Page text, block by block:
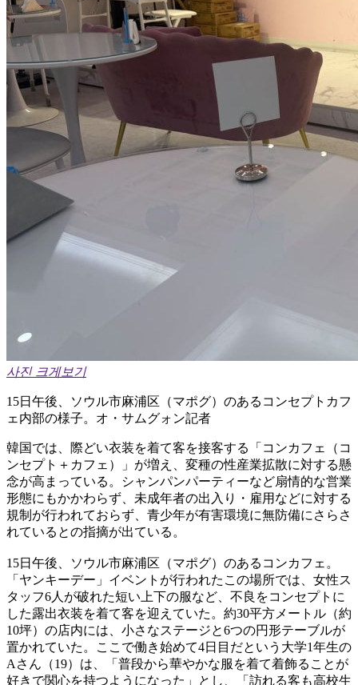
사진 크게보기
15日午後、ソウル市麻浦区（マポグ）のあるコンセプトカフ
ェ内部の様子。オ・サムグォン記者
韓国では、際どい衣装を着て客を接客する「コンカフェ（コ
ンセプト＋カフェ）」が増え、変種の性産業拡散に対する懸
念が高まっている。シャンパンパーティーなど扇情的な営業
形態にもかかわらず、未成年者の出入り・雇用などに対する
規制が行われておらず、青少年が有害環境に無防備にさらさ
れているとの指摘が出ている。
15日午後、ソウル市麻浦区（マポグ）のあるコンカフェ。
「ヤンキーデー」イベントが行われたこの場所では、女性ス
タッフ6人が破れた短い上下の服など、不良をコンセプトに
した露出衣装を着て客を迎えていた。約30平方メートル（約
10坪）の店内には、小さなステージと6つの円形テーブルが
置かれていた。ここで働き始めて4日目だという大学1年生の
Aさん（19）は、「普段から華やかな服を着て着飾ることが
好きで関心を持つようになった」とし、「訪れる客も高校生